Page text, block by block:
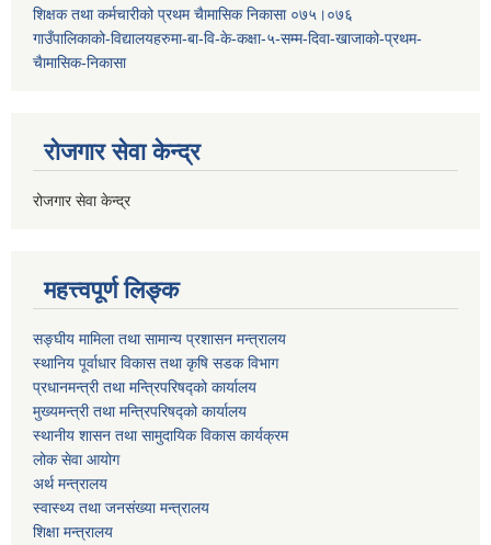
शिक्षक तथा कर्मचारीको प्रथम च‌ैामासिक निकासा ०७५।०७६
गाउँपालिकाको-विद्यालयहरुमा-बा-वि-के-कक्षा-५-सम्म-दिवा-खाजाको-प्रथम-
चैामासिक-निकासा
रोजगार सेवा केन्द्र
रोजगार सेवा केन्द्र
महत्त्वपूर्ण लिङ्क
सङ्घीय मामिला तथा सामान्य प्रशासन मन्त्रालय
स्थानिय पूर्वाधार विकास तथा कृषि सडक विभाग
प्रधानमन्त्री तथा मन्त्रिपरिषद्को कार्यालय
मुख्यमन्त्री तथा मन्त्रिपरिषद्को कार्यालय
स्थानीय शासन तथा सामुदायिक विकास कार्यक्रम
लोक सेवा आयोग
अर्थ मन्त्रालय
स्वास्थ्य तथा जनस‌ंख्या मन्त्रालय
शिक्षा मन्त्रालय